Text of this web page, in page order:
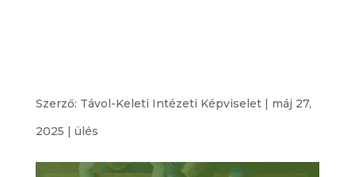
Szerző: Távol-Keleti Intézeti Képviselet| máj 27,
2025 | ülés